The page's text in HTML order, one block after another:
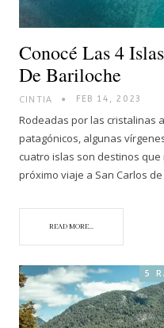
Conocé Las 4
De Bariloche
CINTIA FEB 14, 2023
Rodeadas por las cristalinas
patagónicos, algunas
cuatro islas son destinos
próximo viaje a San Carlos
READ MORE...
5